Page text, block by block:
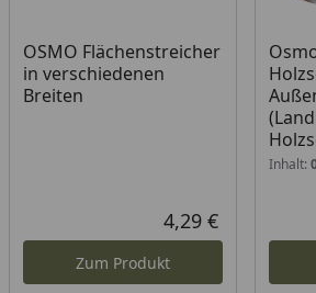
OSMO Flächenstreicher
in verschiedenen
Breiten
Aktueller
4,29 €
Zum Produkt
Inhalt: